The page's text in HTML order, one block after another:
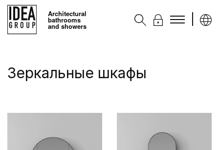
Architectural
bathrooms
and showers
Аксессуары
Контакты
Зеркальные шкафы